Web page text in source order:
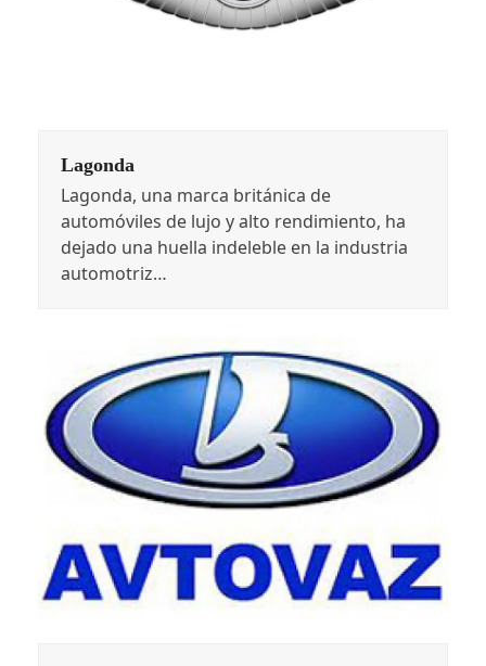
Lagonda
Lagonda, una marca británica de
automóviles de lujo y alto rendimiento, ha
dejado una huella indeleble en la industria
automotriz…